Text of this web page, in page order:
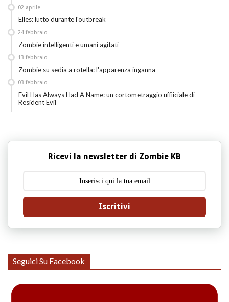
Elles: lutto durante l'outbreak
02 aprile
Zombie intelligenti e umani agitati
24 febbraio
Zombie su sedia a rotella: l'apparenza inganna
13 febbraio
Evil Has Always Had A Name: un cortometraggio uffiiciale di
Resident Evil
03 febbraio
Ricevi la newsletter di Zombie KB
Iscritivi
Seguici Su Facebook